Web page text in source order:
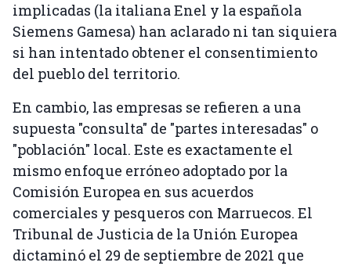
implicadas (la italiana Enel y la española
Siemens Gamesa) han aclarado ni tan siquiera
si han intentado obtener el consentimiento
del pueblo del territorio.
En cambio, las empresas se refieren a una
supuesta "consulta" de "partes interesadas" o
"población" local. Este es exactamente el
mismo enfoque erróneo adoptado por la
Comisión Europea en sus acuerdos
comerciales y pesqueros con Marruecos. El
Tribunal de Justicia de la Unión Europea
dictaminó el 29 de septiembre de 2021 que